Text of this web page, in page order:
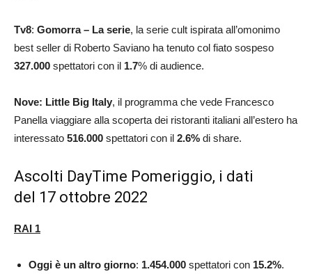
Tv8: Gomorra – La serie, la serie cult ispirata all’omonimo
best seller di Roberto Saviano ha tenuto col fiato sospeso
327.000 spettatori con il 1.7% di audience.
Nove: Little Big Italy, il programma che vede Francesco
Panella viaggiare alla scoperta dei ristoranti italiani all’estero ha
interessato 516.000 spettatori con il 2.6% di share.
Ascolti DayTime Pomeriggio, i dati
del 17 ottobre 2022
RAI 1
Oggi è un altro giorno: 1.454.000 spettatori con 15.2%.